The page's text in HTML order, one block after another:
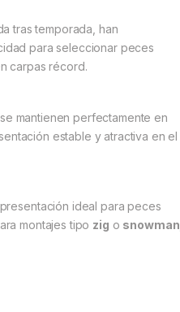
tras temporada, han
para seleccionar peces
carpas récord.
mantienen perfectamente en
estable y atractiva en el
ideal para peces
montajes tipo zig o snowman